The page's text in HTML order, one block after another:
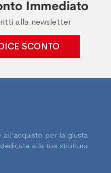
alla newsletter
SCONTO
per la giusta
alla tua struttura